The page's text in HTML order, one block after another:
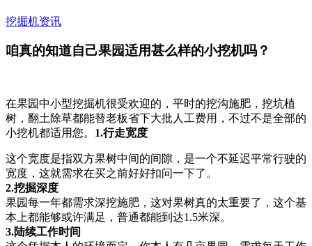
挖掘机资讯
咱真的知道自己果园适用甚么样的小挖机吗？
在果园中小型挖掘机很受欢迎的，平时的挖沟施肥，挖坑植
树，翻土除草都能替老板省下大批人工费用，不过不是全部的
小挖机都适用您。 1.行走宽度
这个宽度是指双方果树中间的间隙，是一个不延迟平常行驶的
宽度，这就需求在买之前好好扣问一下了。
2.挖掘深度
果园每一年都需求深挖施肥，这对果树真的太重要了，这个基
本上都能够或许满足，普通都能到达1.5米深。
3.陆续工作时间